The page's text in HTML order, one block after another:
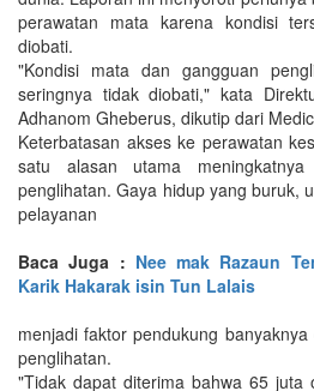
perawatan mata karena kondisi
diobati.
"Kondisi mata dan gangguan
seringnya tidak diobati," kata
Adhanom Gheberus, dikutip dari
Keterbatasan akses ke perawatan
satu alasan utama
penglihatan. Gaya hidup yang buruk,
pelayanan
Baca Juga : Nee mak Razaun
Karik Hakarak isin Tun Lalais
menjadi faktor pendukung
penglihatan.
"Tidak dapat diterima bahwa 65 juta